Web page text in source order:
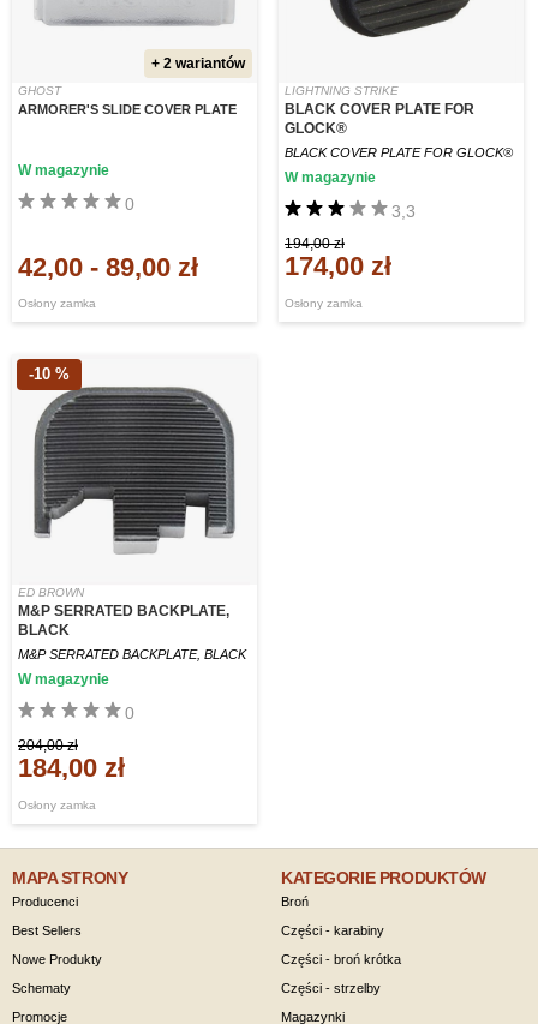
+ 2 wariantów
GHOST
ARMORER'S SLIDE COVER PLATE
Osłony zamka
0
W magazynie
42,00 - 89,00 zł
LIGHTNING STRIKE
BLACK COVER PLATE FOR
GLOCK®
BLACK COVER PLATE FOR GLOCK®
Osłony zamka
3,3
W magazynie
194,00 zł
174,00 zł
-10 %
ED BROWN
M&P SERRATED BACKPLATE,
BLACK
M&P SERRATED BACKPLATE, BLACK
Osłony zamka
0
W magazynie
204,00 zł
184,00 zł
MAPA STRONY
Producenci
Best Sellers
Nowe Produkty
Schematy
Promocje
KATEGORIE PRODUKTÓW
Broń
Części - karabiny
Części - broń krótka
Części - strzelby
Magazynki